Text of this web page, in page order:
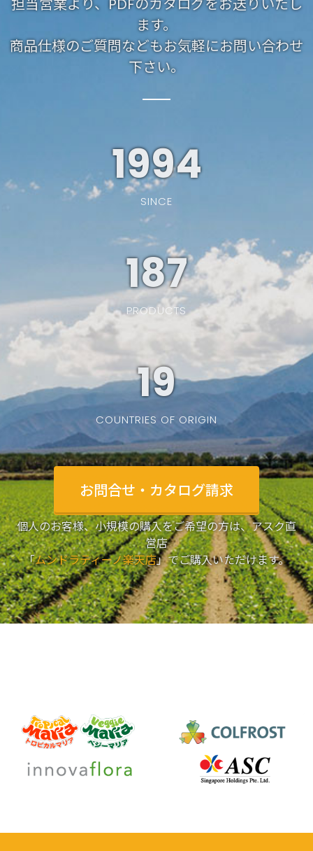
担当営業より、PDFのカタログをお送りいたし
ます。
商品仕様のご質問などもお気軽にお問い合わせ
下さい。
1994
SINCE
187
PRODUCTS
19
COUNTRIES OF ORIGIN
お問合せ・カタログ請求
個人のお客様、小規模の購入をご希望の方は、アスク直
営店
「ムンドラティーノ楽天店」でご購入いただけます。